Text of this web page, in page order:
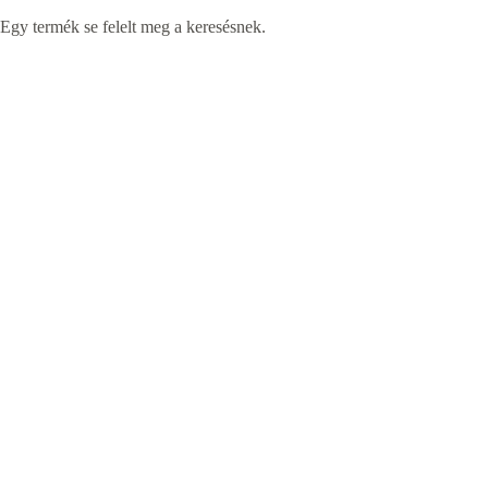
Egy termék se felelt meg a keresésnek.